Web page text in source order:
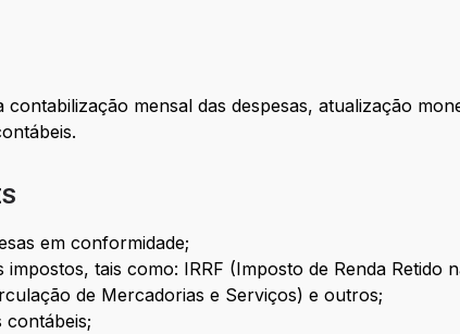
contabilização mensal das despesas, atualização
em conformidade;
tais como: IRRF (Imposto de Renda Retido
de Mercadorias e Serviços) e outros;
contábeis;